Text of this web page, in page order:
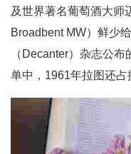
及世界著名葡萄酒大师
Broadbent MW）鲜少
（Decanter）杂志公布
单中，1961年拉图还占